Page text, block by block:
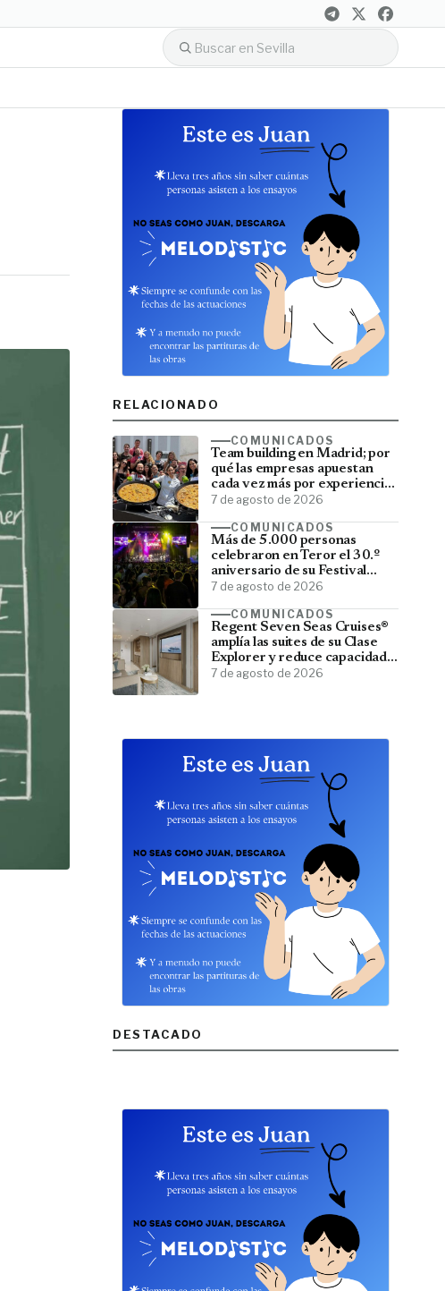
RELACIONADO
COMUNICADOS
Team building en Madrid; por
qué las empresas apuestan
cada vez más por experiencias
que fortalecen sus equipos
7 de agosto de 2026
COMUNICADOS
Más de 5.000 personas
celebraron en Teror el 30.º
aniversario de su Festival
Latino
7 de agosto de 2026
COMUNICADOS
Regent Seven Seas Cruises®
amplía las suites de su Clase
Explorer y reduce capacidad;
menos pasajeros, más espacio
7 de agosto de 2026
DESTACADO